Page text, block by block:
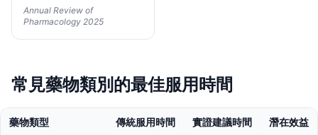
Annual Review of
Pharmacology 2025
常見藥物類別的最佳服用時間
藥物類型 傳統服用時間 實證建議時間 潛在效益